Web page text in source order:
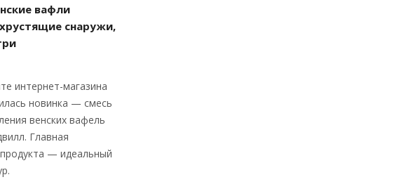
вафли
снаружи,
интернет-магазина
новинка — смесь
венских вафель
Главная
— идеальный